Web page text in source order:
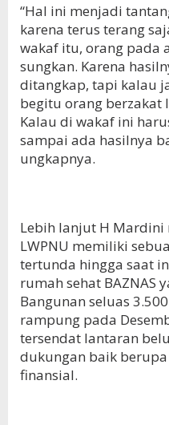
“Hal ini menjadi
karena terus terang
wakaf itu, orang pada
sungkan. Karena
ditangkap, tapi kalau
begitu orang berzakat
Kalau di wakaf ini
sampai ada hasilnya
ungkapnya.
Lebih lanjut H Mardini
LWPNU memiliki
tertunda hingga saat
rumah sehat BAZNAS
Bangunan seluas
rampung pada
tersendat lantaran
dukungan baik
finansial.